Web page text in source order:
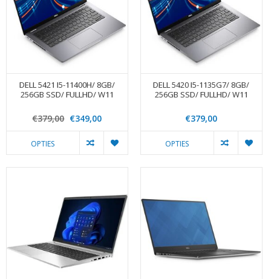
DELL 5421 I5-11400H/ 8GB/
256GB SSD/ FULLHD/ W11
€379,00 €349,00
OPTIES
DELL 5420 I5-1135G7/ 8GB/
256GB SSD/ FULLHD/ W11
€379,00
OPTIES